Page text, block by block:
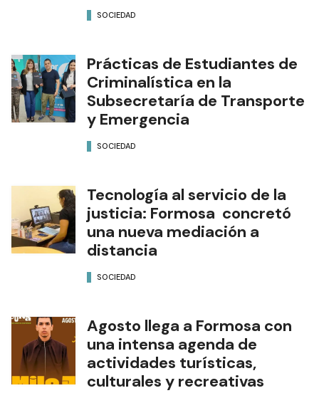
SOCIEDAD
Prácticas de Estudiantes de
Criminalística en la
Subsecretaría de Transporte
y Emergencia
SOCIEDAD
Tecnología al servicio de la
justicia: Formosa concretó
una nueva mediación a
distancia
SOCIEDAD
Agosto llega a Formosa con
una intensa agenda de
actividades turísticas,
culturales y recreativas